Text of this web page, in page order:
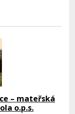
– mateřská
o.p.s.